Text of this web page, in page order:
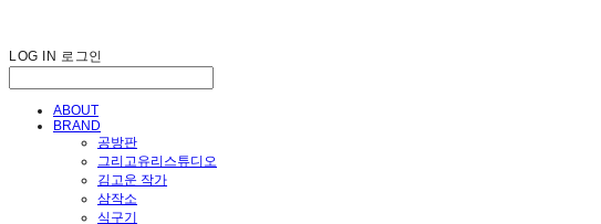
LOG IN 로그인
ABOUT
BRAND
공방판
그리고유리스튜디오
김고운 작가
삼작소
식구기